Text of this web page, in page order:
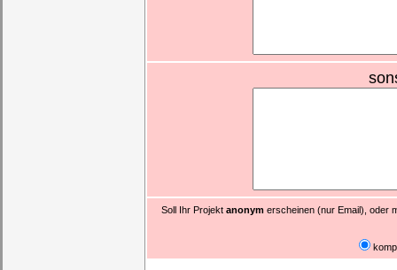
Soll Ihr Projekt anonym erscheinen (nur Email), oder